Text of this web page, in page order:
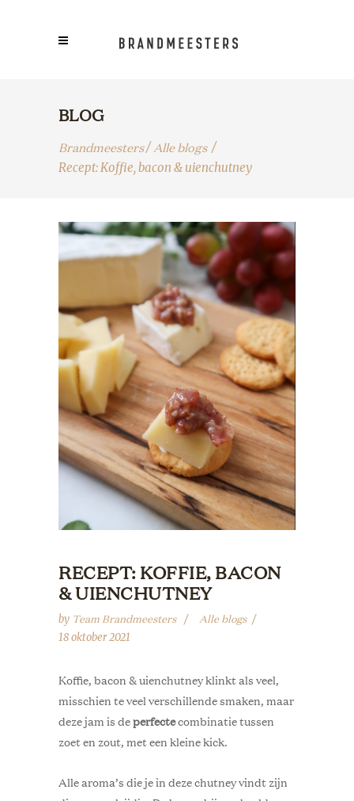
BLOG
Brandmeesters/Alle blogs /
Recept: Koffie, bacon & uienchutney
RECEPT: KOFFIE, BACON
& UIENCHUTNEY
by Team Brandmeesters Alle blogs
18 oktober 2021
Koffie, bacon & uienchutney klinkt als veel,
misschien te veel verschillende smaken, maar
deze jam is deperfectecombinatie tussen
zoet en zout, met een kleine kick.
Alle aroma’s die je in deze chutney vindt zijn